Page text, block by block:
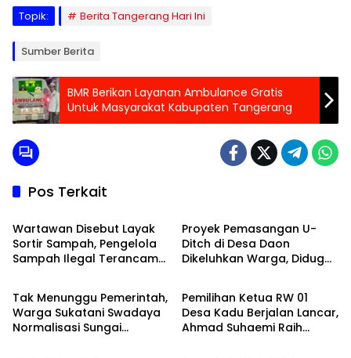
Topik: Berita Tangerang Hari Ini
Sumber Berita
BMR Berikan Layanan Ambulance Gratis
Untuk Masyarakat Kabupaten Tangerang
Pos Terkait
Peristiwa
Wartawan Disebut Layak
Sortir Sampah, Pengelola
Sampah Ilegal Terancam
Proyek Pemasangan U-
Ditch di Desa Daon
Dikeluhkan Warga, Diduga
Banten Raya
Tak Menunggu Pemerintah,
Warga Sukatani Swadaya
Normalisasi Sungai
Politik
Pemilihan Ketua RW 01
Desa Kadu Berjalan Lancar,
Ahmad Suhaemi Raih
Ragam Ragam